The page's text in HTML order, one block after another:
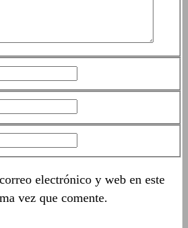
electrónico y web en este
vez que comente.